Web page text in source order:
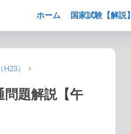
ホーム 国家試験【解説】
H23）
題解説【午